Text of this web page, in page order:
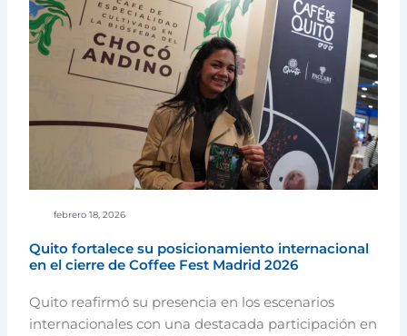
febrero 18, 2026
Quito fortalece su posicionamiento internacional
en el cierre de Coffee Fest Madrid 2026
Quito reafirmó su presencia en los escenarios
internacionales con una destacada participación en